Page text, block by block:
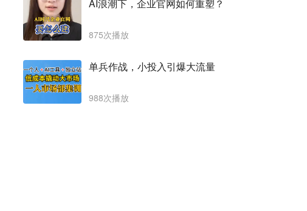
AI浪潮下，企业官网如何重塑？
875次播放
单兵作战，小投入引爆大流量
988次播放